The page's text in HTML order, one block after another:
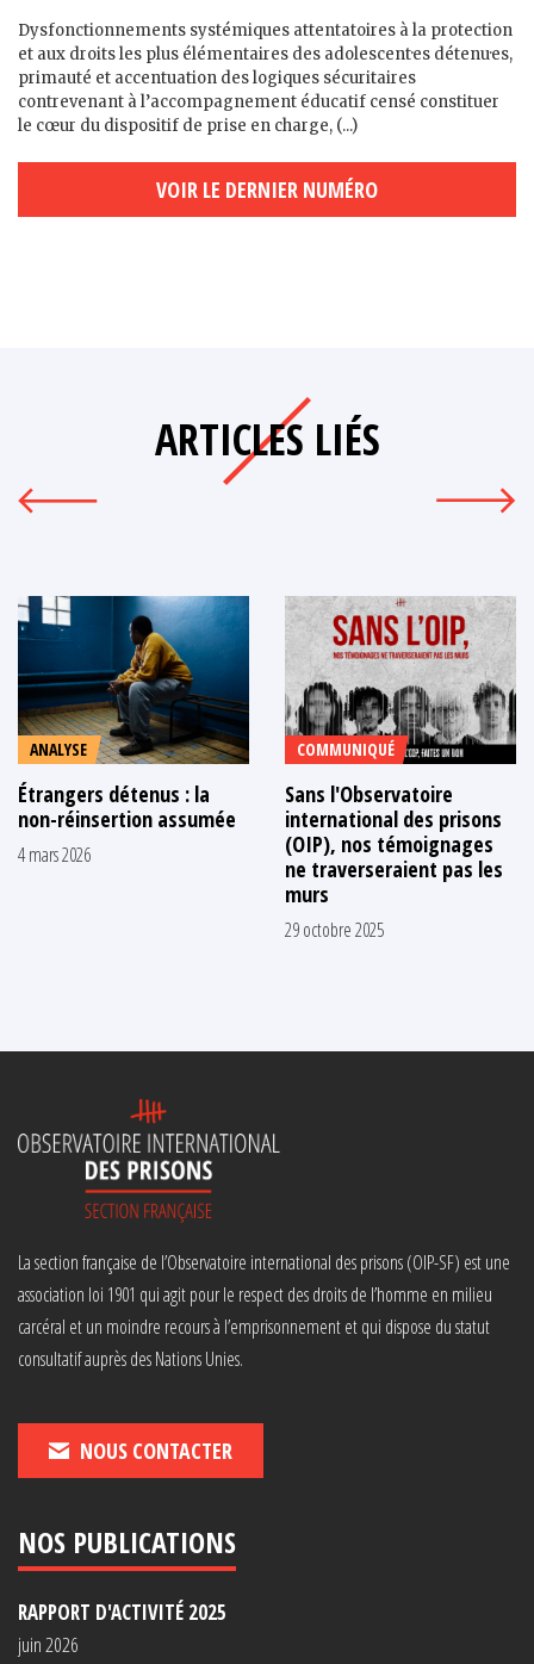
Dysfonctionnements systémiques attentatoires à la protection
et aux droits les plus élémentaires des adolescent·es détenu·es,
primauté et accentuation des logiques sécuritaires
contrevenant à l’accompagnement éducatif censé constituer
le cœur du dispositif de prise en charge, (...)
VOIR LE DERNIER NUMÉRO
ARTICLES LIÉS
ANALYSE
Étrangers détenus : la
non-réinsertion assumée
4 mars 2026
COMMUNIQUÉ
Sans l'Observatoire
international des prisons
(OIP), nos témoignages
ne traverseraient pas les
murs
29 octobre 2025
La section française de l’Observatoire international des prisons (OIP-SF) est une
association loi 1901 qui agit pour le respect des droits de l’homme en milieu
carcéral et un moindre recours à l’emprisonnement et qui dispose du statut
consultatif auprès des Nations Unies.
NOUS CONTACTER
NOS PUBLICATIONS
RAPPORT D'ACTIVITÉ 2025
juin 2026